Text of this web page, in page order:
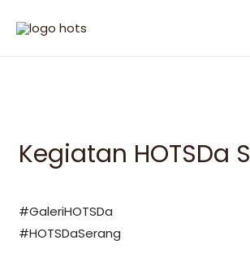
Kegiatan HOTSDa
#GaleriHOTSDa
#HOTSDaSerang